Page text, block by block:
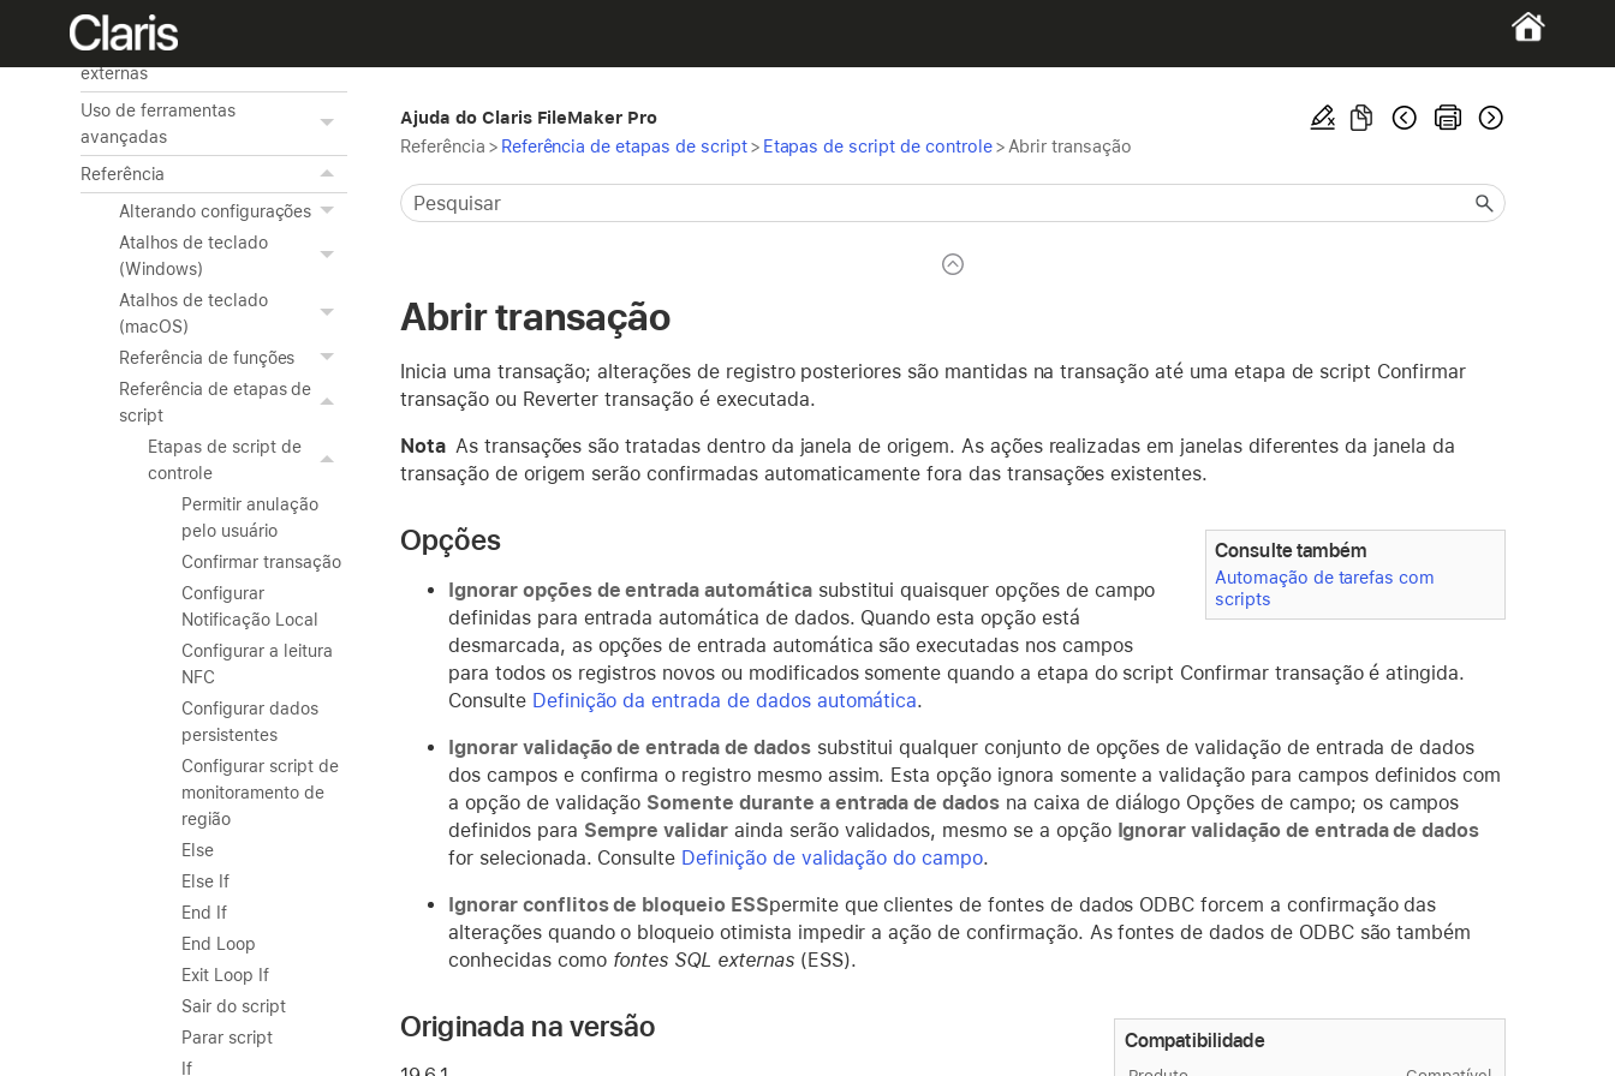
Acesso a fontes de dados
externas
Uso de ferramentas
avançadas
Referência
Alterando configurações
Atalhos de teclado
(Windows)
Atalhos de teclado
(macOS)
Referência de funções
Referência de etapas de
script
Etapas de script de
controle
Permitir anulação
pelo usuário
Confirmar transação
Configurar
Notificação Local
Configurar a leitura
NFC
Configurar dados
persistentes
Configurar script de
monitoramento de
região
Else
Else If
End If
End Loop
Exit Loop If
Sair do script
Parar script
If
Ajuda do Claris FileMaker Pro
Referência > Referência de etapas de script> Etapas de script de controle > Abrir transação
Abrir transação
Inicia uma transação; alterações de registro posteriores são mantidas na transação até uma etapa de script Confirmar
transação ou Reverter transação é executada.
Nota As transações são tratadas dentro da janela de origem. As ações realizadas em janelas diferentes da janela da
transação de origem serão confirmadas automaticamente fora das transações existentes.
Consulte também
Automação de tarefas com
scripts
Opções
Ignorar opções de entrada automáticasubstitui quaisquer opções de campo
definidas para entrada automática de dados. Quando esta opção está
desmarcada, as opções de entrada automática são executadas nos campos
para todos os registros novos ou modificados somente quando a etapa do script Confirmar transação é atingida.
Consulte Definição da entrada de dados automática.
Ignorar validação de entrada de dadossubstitui qualquer conjunto de opções de validação de entrada de dados
dos campos e confirma o registro mesmo assim. Esta opção ignora somente a validação para campos definidos com
a opção de validação Somente durante a entrada de dados na caixa de diálogo Opções de campo; os campos
definidos para Sempre validar ainda serão validados, mesmo se a opção Ignorar validação de entrada de dados
for selecionada. Consulte Definição de validação do campo.
Ignorar conflitos de bloqueio ESSpermite que clientes de fontes de dados ODBC forcem a confirmação das
alterações quando o bloqueio otimista impedir a ação de confirmação. As fontes de dados de ODBC são também
conhecidas como fontes SQL externas(ESS).
Compatibilidade
Originada na versão